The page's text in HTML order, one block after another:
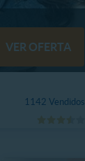
VER OFERTA
1142 Vendidos